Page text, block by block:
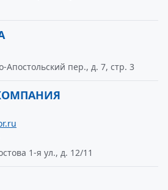
Апостольский пер., д. 7, стр. 3
КОМПАНИЯ
1-я ул., д. 12/11